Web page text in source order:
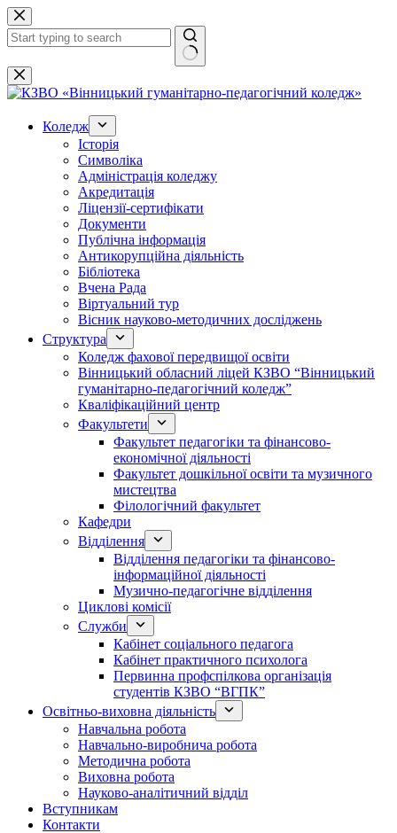
Перейти
до
вмісту
Немає
результатів
Коледж
Історія
Символіка
Адміністрація коледжу
Акредитація
Ліцензії-сертифікати
Документи
Публічна інформація
Антикорупційна діяльність
Бібліотека
Вчена Рада
Віртуальний тур
Вісник науково-методичних досліджень
Структура
Коледж фахової передвищої освіти
Вінницький обласний ліцей КЗВО “Вінницький
гуманітарно-педагогічний коледж”
Кваліфікаційний центр
Факультети
Факультет педагогіки та фінансово-
економічної діяльності
Факультет дошкільної освіти та музичного
мистецтва
Філологічний факультет
Кафедри
Відділення
Відділення педагогіки та фінансово-
інформаційної діяльності
Музично-педагогічне відділення
Циклові комісії
Служби
Кабінет соціального педагога
Кабінет практичного психолога
Первинна профспілкова організація
студентів КЗВО “ВГПК”
Освітньо-виховна діяльність
Навчальна робота
Навчально-виробнича робота
Методична робота
Виховна робота
Науково-аналітичний відділ
Вступникам
Контакти